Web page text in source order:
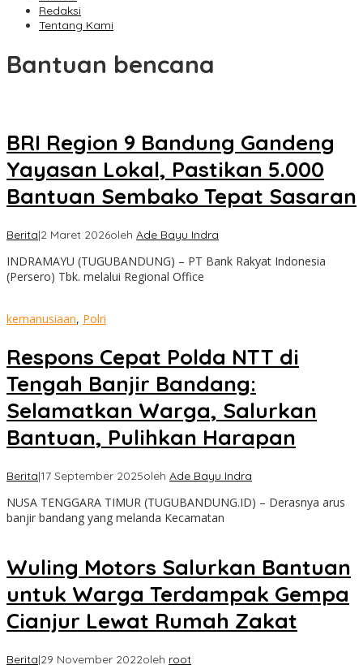
Redaksi
Tentang Kami
Bantuan bencana
BRI Region 9 Bandung Gandeng
Yayasan Lokal, Pastikan 5.000
Bantuan Sembako Tepat Sasaran
Berita|2 Maret 2026oleh Ade Bayu Indra
INDRAMAYU (TUGUBANDUNG) – PT Bank Rakyat Indonesia
(Persero) Tbk. melalui Regional Office
kemanusiaan, Polri
Respons Cepat Polda NTT di
Tengah Banjir Bandang:
Selamatkan Warga, Salurkan
Bantuan, Pulihkan Harapan
Berita|17 September 2025oleh Ade Bayu Indra
NUSA TENGGARA TIMUR (TUGUBANDUNG.ID) – Derasnya arus
banjir bandang yang melanda Kecamatan
Wuling Motors Salurkan Bantuan
untuk Warga Terdampak Gempa
Cianjur Lewat Rumah Zakat
Berita|29 November 2022oleh root